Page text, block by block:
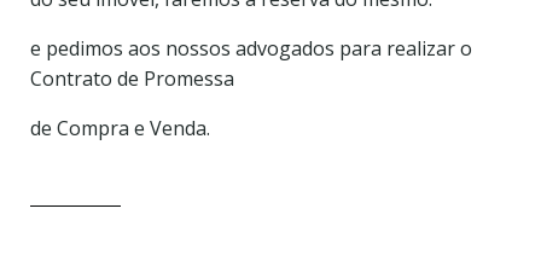
e pedimos aos nossos advogados para realizar o
Contrato de Promessa
de Compra e Venda.